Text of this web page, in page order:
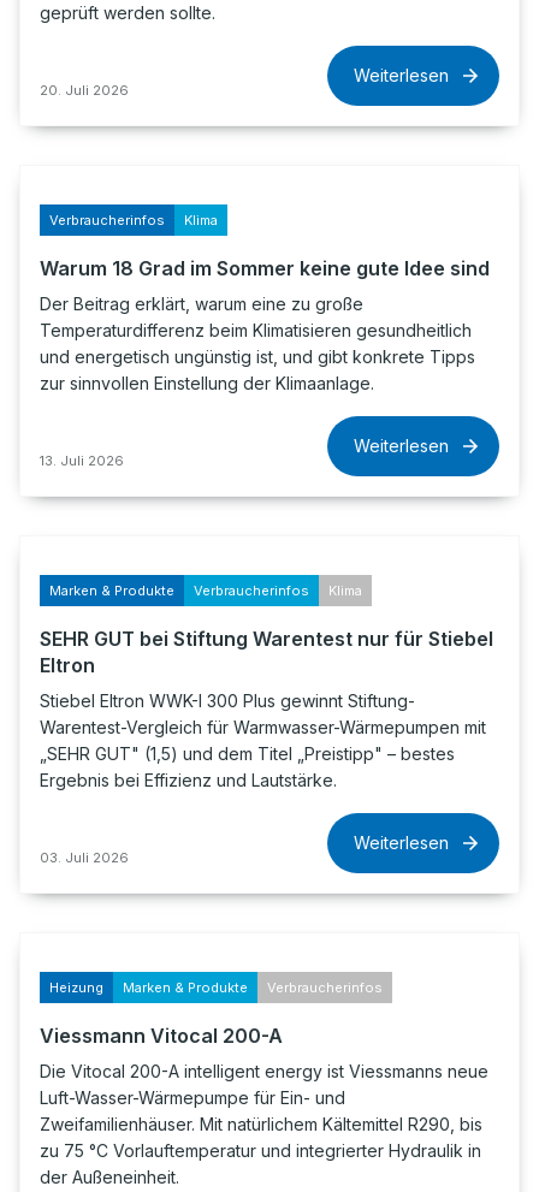
geprüft werden sollte.
20. Juli 2026
Weiterlesen
Verbraucherinfos Klima
Warum 18 Grad im Sommer keine gute Idee sind
Der Beitrag erklärt, warum eine zu große
Temperaturdifferenz beim Klimatisieren gesundheitlich
und energetisch ungünstig ist, und gibt konkrete Tipps
zur sinnvollen Einstellung der Klimaanlage.
13. Juli 2026
Weiterlesen
Marken & Produkte Verbraucherinfos Klima
SEHR GUT bei Stiftung Warentest nur für Stiebel
Eltron
Stiebel Eltron WWK-I 300 Plus gewinnt Stiftung-
Warentest-Vergleich für Warmwasser-Wärmepumpen mit
„SEHR GUT" (1,5) und dem Titel „Preistipp" – bestes
Ergebnis bei Effizienz und Lautstärke.
03. Juli 2026
Weiterlesen
Heizung Marken & Produkte Verbraucherinfos
Viessmann Vitocal 200-A
Die Vitocal 200-A intelligent energy ist Viessmanns neue
Luft-Wasser-Wärmepumpe für Ein- und
Zweifamilienhäuser. Mit natürlichem Kältemittel R290, bis
zu 75 °C Vorlauftemperatur und integrierter Hydraulik in
der Außeneinheit.